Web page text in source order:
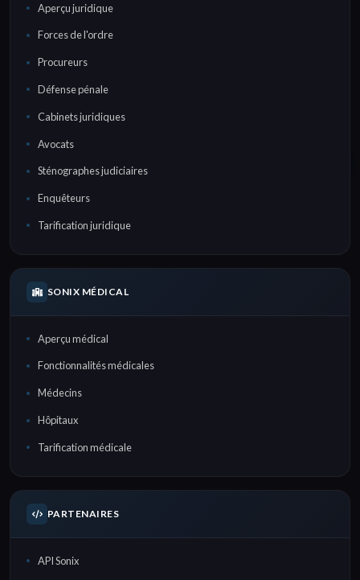
Aperçu juridique
Forces de l'ordre
Procureurs
Défense pénale
Cabinets juridiques
Avocats
Sténographes judiciaires
Enquêteurs
Tarification juridique
SONIX MÉDICAL
Aperçu médical
Fonctionnalités médicales
Médecins
Hôpitaux
Tarification médicale
PARTENAIRES
API Sonix